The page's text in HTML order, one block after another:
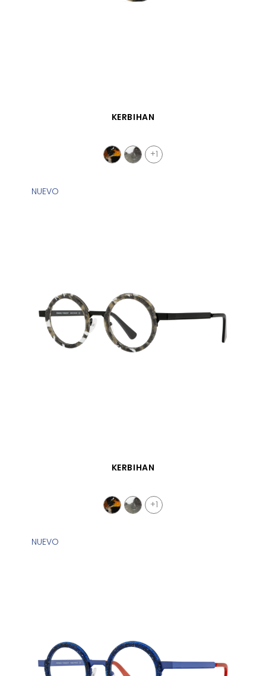
VISTA RÁPIDA
KERBIHAN
+1
VISTA RÁPIDA
NUEVO
KERBIHAN
+1
NUEVO